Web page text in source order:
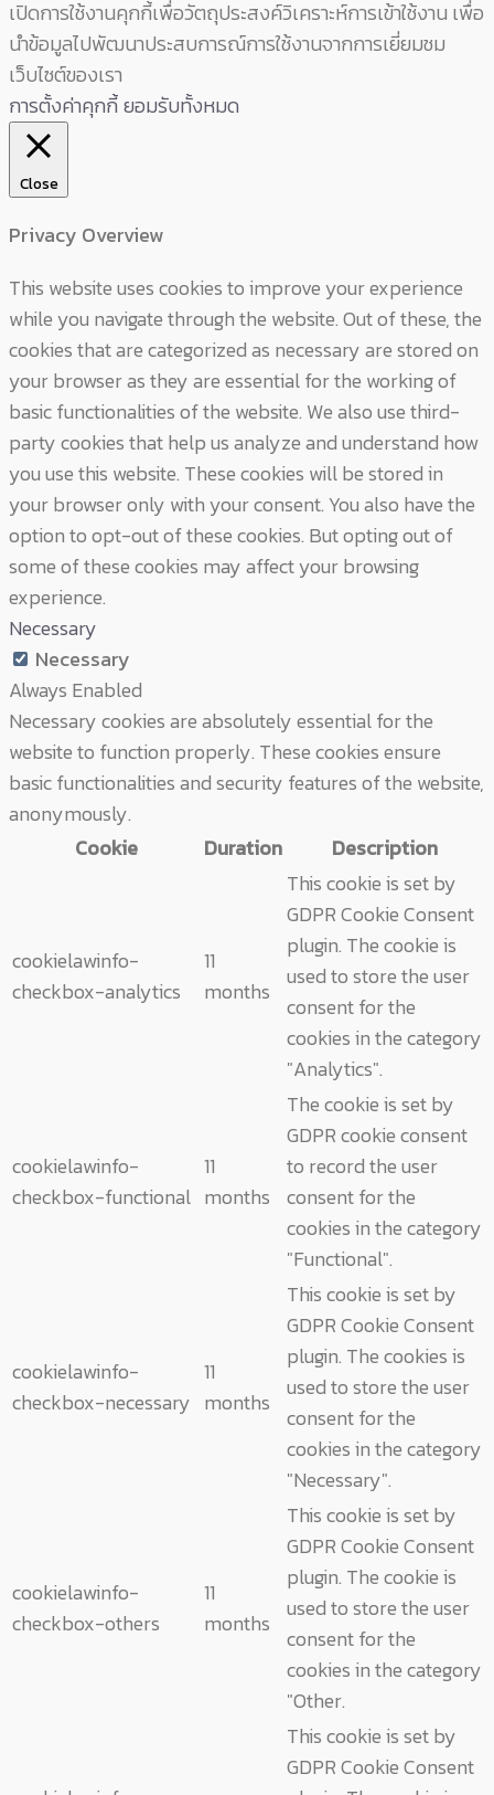
เปิดการใช้งานคุกกี้เพื่อวัตถุประสงค์วิเคราะห์การเข้าใช้งาน เพื่อ
นำข้อมูลไปพัฒนาประสบการณ์การใช้งานจากการเยี่ยมชม
เว็บไซต์ของเรา
การตั้งค่าคุกกี้ยอมรับทั้งหมด
Close
Privacy Overview
This website uses cookies to improve your experience
while you navigate through the website. Out of these, the
cookies that are categorized as necessary are stored on
your browser as they are essential for the working of
basic functionalities of the website. We also use third-
party cookies that help us analyze and understand how
you use this website. These cookies will be stored in
your browser only with your consent. You also have the
option to opt-out of these cookies. But opting out of
some of these cookies may affect your browsing
experience.
Necessary
Necessary
Always Enabled
Necessary cookies are absolutely essential for the
website to function properly. These cookies ensure
basic functionalities and security features of the website,
anonymously.
Cookie
Duration Description
cookielawinfo-
checkbox-analytics
11
months
This cookie is set by
GDPR Cookie Consent
plugin. The cookie is
used to store the user
consent for the
cookies in the category
"Analytics".
cookielawinfo-
checkbox-functional
11
months
The cookie is set by
GDPR cookie consent
to record the user
consent for the
cookies in the category
"Functional".
cookielawinfo-
checkbox-necessary
11
months
This cookie is set by
GDPR Cookie Consent
plugin. The cookies is
used to store the user
consent for the
cookies in the category
"Necessary".
cookielawinfo-
checkbox-others
11
months
This cookie is set by
GDPR Cookie Consent
plugin. The cookie is
used to store the user
consent for the
cookies in the category
"Other.
This cookie is set by
GDPR Cookie Consent